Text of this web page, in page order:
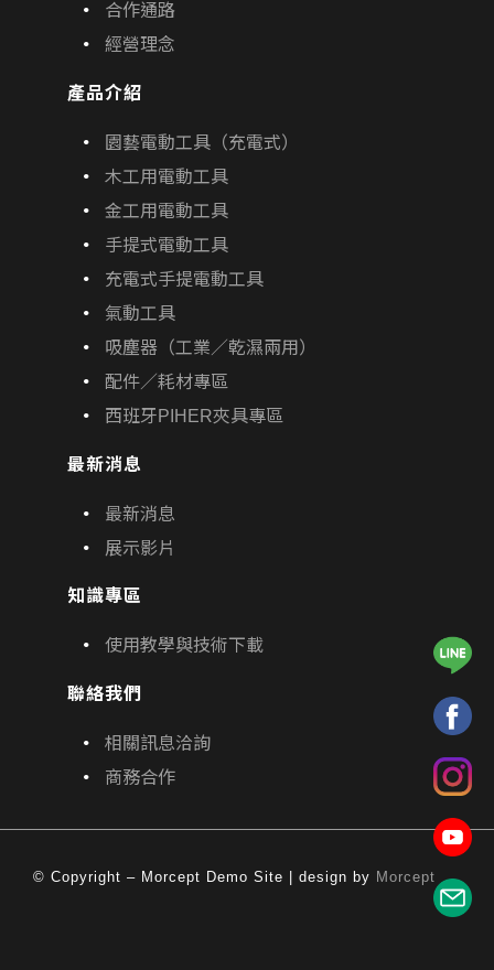
合作通路
經營理念
產品介紹
園藝電動工具（充電式）
木工用電動工具
金工用電動工具
手提式電動工具
充電式手提電動工具
氣動工具
吸塵器（工業／乾濕兩用）
配件／耗材專區
西班牙PIHER夾具專區
最新消息
最新消息
展示影片
知識專區
使用教學與技術下載
聯絡我們
相關訊息洽詢
商務合作
© Copyright – Morcept Demo Site | design by Morcept